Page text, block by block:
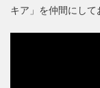
キア」を仲間にして